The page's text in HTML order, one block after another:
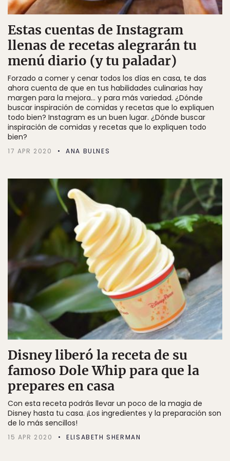
Estas cuentas de Instagram
llenas de recetas alegrarán tu
menú diario (y tu paladar)
Forzado a comer y cenar todos los días en casa, te das
ahora cuenta de que en tus habilidades culinarias hay
margen para la mejora… y para más variedad. ¿Dónde
buscar inspiración de comidas y recetas que lo expliquen
todo bien? Instagram es un buen lugar. ¿Dónde buscar
inspiración de comidas y recetas que lo expliquen todo
bien?
17 APR 2020 ANA BULNES
Disney liberó la receta de su
famoso Dole Whip para que la
prepares en casa
Con esta receta podrás llevar un poco de la magia de
Disney hasta tu casa. ¡Los ingredientes y la preparación son
de lo más sencillos!
15 APR 2020 ELISABETH SHERMAN